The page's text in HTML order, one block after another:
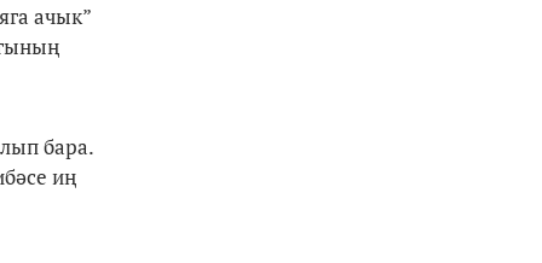
ачык”
бара.
иң